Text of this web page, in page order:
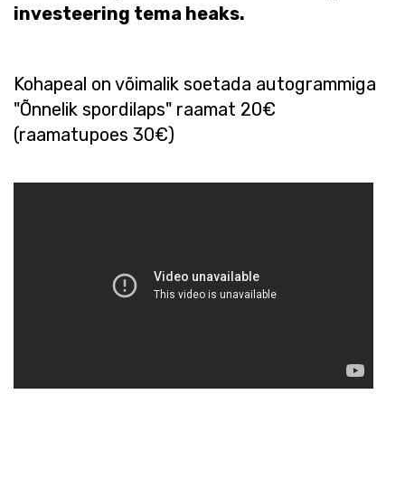
investeering tema heaks.
Kohapeal on võimalik soetada autogrammiga
"Õnnelik spordilaps" raamat 20€
(raamatupoes 30€)